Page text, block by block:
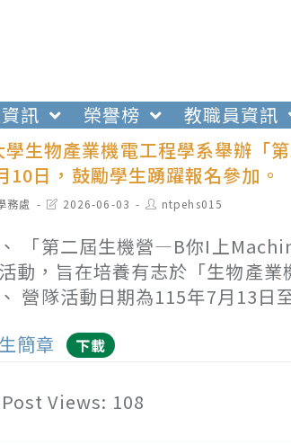
訊 榮譽榜 教職員資訊
學生物產業機電工程學系舉辦
10日，鼓勵學生踴躍報名參加。
務處
Post2026-06-03
Post
author:
ntpehs015
「第二屆生機營—B你I上
動，旨在培養有志於「生物產業
營隊活動日期為115年7月13日
簡章
下載
Post Views: 108